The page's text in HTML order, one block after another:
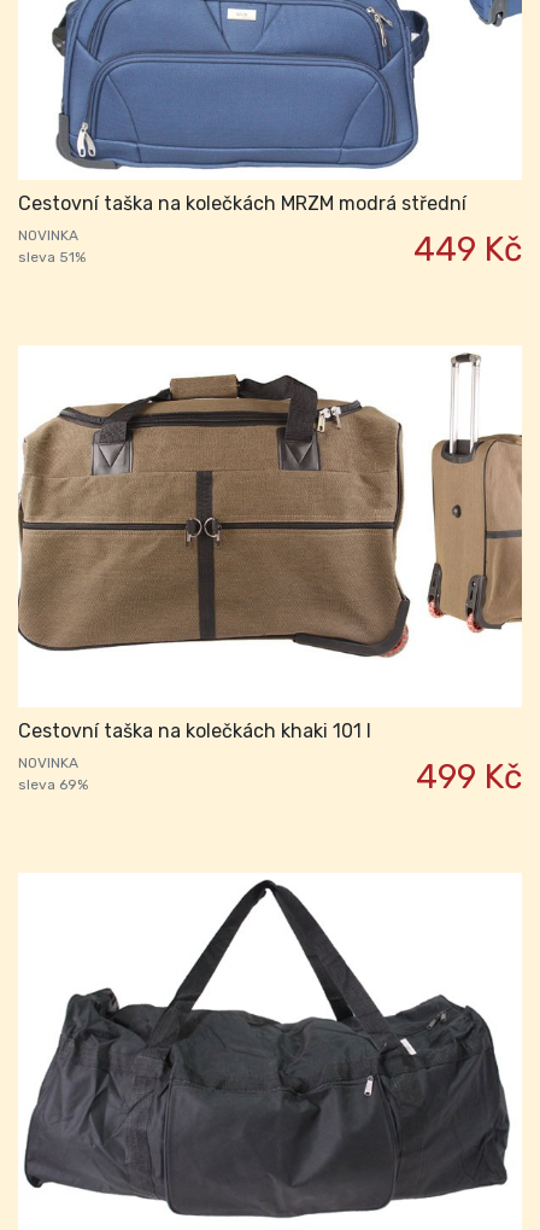
Cestovní taška na kolečkách MRZM modrá střední
NOVINKA
sleva 51%
449 Kč
Cestovní taška na kolečkách khaki 101 l
NOVINKA
sleva 69%
499 Kč